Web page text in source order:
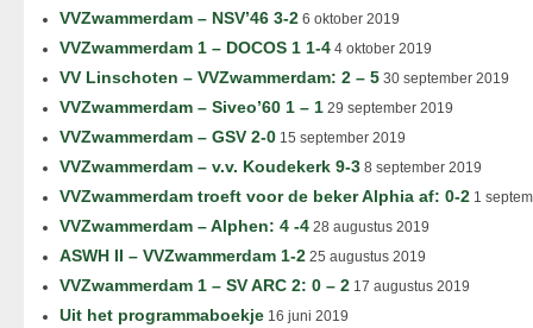
VVZwammerdam – NSV’46 3-2 6 oktober 2019
VVZwammerdam 1 – DOCOS 1 1-4 4 oktober 2019
VV Linschoten – VVZwammerdam: 2 – 5 30 september 2019
VVZwammerdam – Siveo’60 1 – 1 29 september 2019
VVZwammerdam – GSV 2-0 15 september 2019
VVZwammerdam – v.v. Koudekerk 9-3 8 september 2019
VVZwammerdam troeft voor de beker Alphia af: 0-2 1
VVZwammerdam – Alphen: 4 -4 28 augustus 2019
ASWH II – VVZwammerdam 1-2 25 augustus 2019
VVZwammerdam 1 – SV ARC 2: 0 – 2 17 augustus 2019
Uit het programmaboekje 16 juni 2019